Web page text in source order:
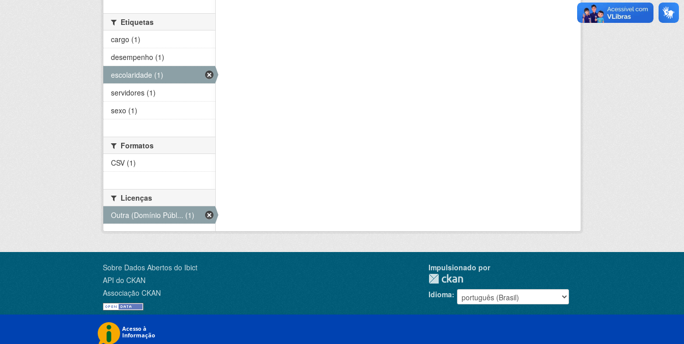
Etiquetas
cargo (1)
desempenho (1)
escolaridade (1)
servidores (1)
sexo (1)
Formatos
CSV (1)
Licenças
Outra (Domínio Públ... (1)
Sobre Dados Abertos do Ibict
API do CKAN
Associação CKAN
Impulsionado por
Idioma